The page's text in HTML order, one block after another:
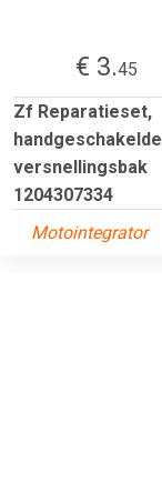
€ 3.45
Zf Reparatieset,
handgeschakelde
versnellingsbak
1204307334
Motointegrator